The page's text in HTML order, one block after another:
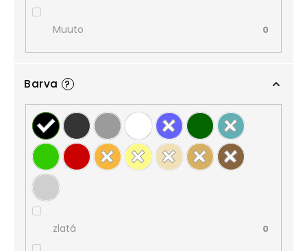
Muuto 0
Barva ?
zlatá 0